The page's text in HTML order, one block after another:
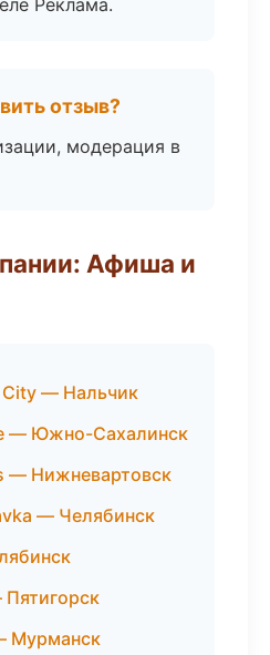
Реклама.
отзыв?
модерация в
Афиша и
City — Нальчик
— Южно-Сахалинск
— Нижневартовск
— Челябинск
Мурманск